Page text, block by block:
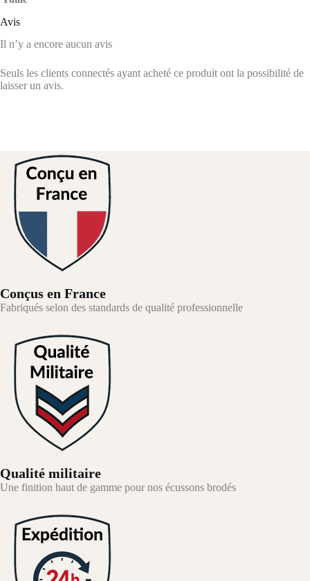
Avis
Il n’y a encore aucun avis
Seuls les clients connectés ayant acheté ce produit ont la possibilité de
laisser un avis.
Conçus en France
Fabriqués selon des standards de qualité professionnelle
Qualité militaire
Une finition haut de gamme pour nos écussons brodés